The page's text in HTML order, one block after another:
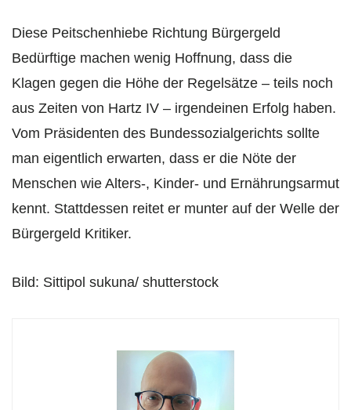
Diese Peitschenhiebe Richtung Bürgergeld
Bedürftige machen wenig Hoffnung, dass die
Klagen gegen die Höhe der Regelsätze – teils noch
aus Zeiten von Hartz IV – irgendeinen Erfolg haben.
Vom Präsidenten des Bundessozialgerichts sollte
man eigentlich erwarten, dass er die Nöte der
Menschen wie Alters-, Kinder- und Ernährungsarmut
kennt. Stattdessen reitet er munter auf der Welle der
Bürgergeld Kritiker.
Bild: Sittipol sukuna/ shutterstock